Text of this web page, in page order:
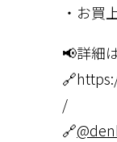
・お買
📢詳細
/
🔗